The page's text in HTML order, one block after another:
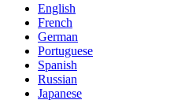
English
French
German
Portuguese
Spanish
Russian
Japanese